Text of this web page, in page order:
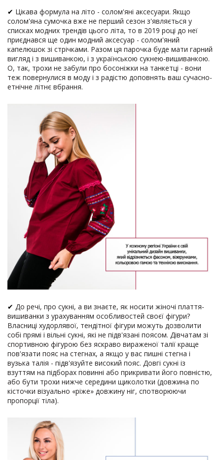
✔ Цікава формула на літо - солом'яні аксесуари. Якщо
солом'яна сумочка вже не перший сезон з'являється у
списках модних трендів цього літа, то в 2019 році до неї
приєднався ще один модний аксесуар - солом'яний
капелюшок зі стрічками. Разом ця парочка буде мати гарний
вигляд і з вишиванкою, і з українською сукнею-вишиванкою.
О, так, трохи не забули про босоніжки на танкетці - вони
теж повернулися в моду і з радістю доповнять ваш сучасно-
етнічне літнє вбрання.
✔ До речі, про сукні, а ви знаєте, як носити жіночі плаття-
вишиванки з урахуванням особливостей своєї фігури?
Власниці худорлявої, тендітної фігури можуть дозволити
собі прямі і вільні сукні, які не підв'язані поясом. Дівчатам зі
спортивною фігурою без яскраво вираженої талії краще
пов'язати пояс на стегнах, а якщо у вас пишні стегна і
вузька талія - ​​підв'язуйте високий пояс. Довгі сукні із
взуттям на підборах повинні або прикривати його повністю,
або бути трохи нижче середини щиколотки (довжина по
кісточки візуально «ріже» довжину ніг, спотворюючи
пропорції тіла).